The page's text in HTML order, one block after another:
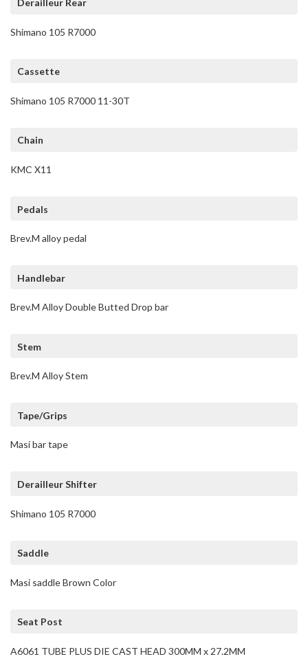
Derailleur Rear
Shimano 105 R7000
Cassette
Shimano 105 R7000 11-30T
Chain
KMC X11
Pedals
Brev.M alloy pedal
Handlebar
Brev.M Alloy Double Butted Drop bar
Stem
Brev.M Alloy Stem
Tape/Grips
Masi bar tape
Derailleur Shifter
Shimano 105 R7000
Saddle
Masi saddle Brown Color
Seat Post
A6061 TUBE PLUS DIE CAST HEAD 300MM x 27.2MM